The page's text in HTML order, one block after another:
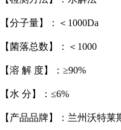
【分子量】：＜1000Da
【菌落总数】：＜1000
【溶 解 度】：≥90%
【水 分】：≤6%
【产品品牌】：兰州沃特莱